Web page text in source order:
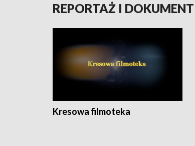
REPORTAŻ I DOKUMENT
Kresowa filmoteka